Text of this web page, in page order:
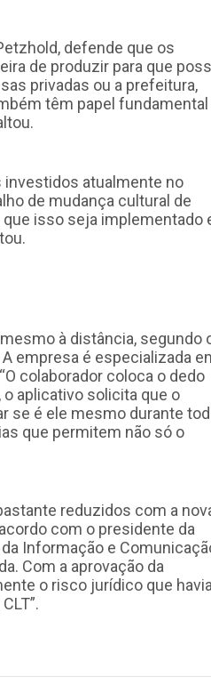
defende que os
de produzir para que
privadas ou a prefeitura,
têm papel
atualmente no
de mudança cultural de
isso seja implementado
à distância, segundo
empresa é especializada
colaborador coloca o dedo
aplicativo solicita que o
se é ele mesmo durante
que permitem não só o
reduzidos com a
com o presidente da
Informação e
Com a aprovação da
o risco jurídico que havia